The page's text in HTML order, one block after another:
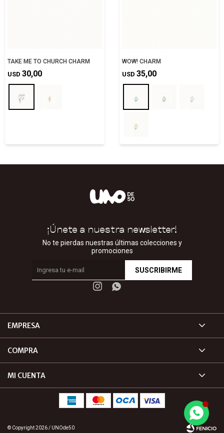
TAKE ME TO CHURCH CHARM
USD 30,00
WOW! CHARM
USD 35,00
EMPRESA
COMPRA
MI CUENTA
¡Únete a nuestra newsletter!
No te pierdas nuestras últimas colecciones y
promociones
SUSCRIBIRME
 
© Copyright 2026 / UNOde50